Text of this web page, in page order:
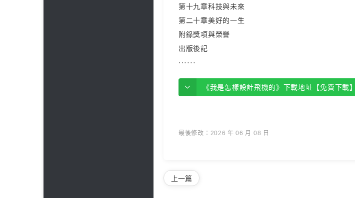
第十九章科技與未來
第二十章美好的一生
附錄獎項與榮譽
出版後記
······
《我是怎樣設計飛機的》下載地址【免費下載】
最後修改：2026 年 06 月 08 日
上一篇